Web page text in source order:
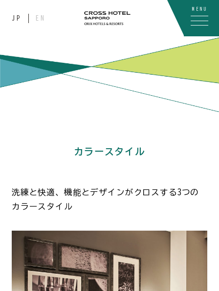
JP EN
MENU
カラースタイル
洗練と快適、機能とデザインがクロスする3つの
カラースタイル